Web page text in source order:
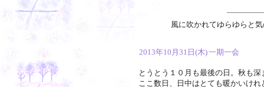
風に吹かれてゆらゆらと
2013年10月31日(木)一期一会
とうとう１０月も最後の日。秋も
ここ数日、日中はとても暖かいけ